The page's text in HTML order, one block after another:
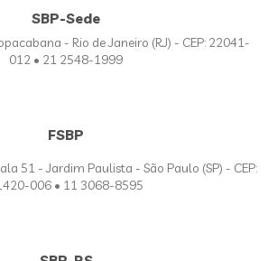
SBP-Sede
- Rio de Janeiro (RJ) - CEP: 22041-
012 • 21 2548-1999
FSBP
51 - Jardim Paulista - São Paulo (SP) - CEP:
006 • 11 3068-8595